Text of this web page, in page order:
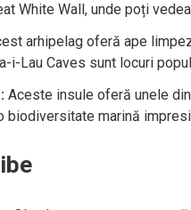
White Wall, unde poți
arhipelag oferă ape
i-Lau Caves sunt locuri
Aceste insule oferă unele
biodiversitate marină